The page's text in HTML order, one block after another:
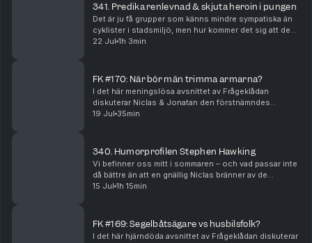
341. Predika renlevnad & skjuta heroin i pungen
Det är ju få grupper som känns mindre sympatiska än
cyklister i stadsmiljö, men hur kommer det sig att de
ofta är så lynniga och mästrande? Jonatan har trillat
22 Jul 1h 3min
FK #170: När bör män trimma armarna?
I det här meningslösa avsnittet av Frågeklådan
diskuterar Niclas & Jonatan den förstnämndes
enorma vändning gällande hur man bör säga ett barns
19 Jul 35min
340. Humorprofilen Stephen Hawking
Vi befinner oss mitt i sommaren – och vad passar inte
då bättre än att en gnällig Niclas bränner av de
fenomen som han stör sig allra mest på under den här
15 Jul 1h 15min
FK #169: Segelbåtsägare vs husbilsfolk?
I det här hjärndöda avsnittet av Frågeklådan diskuterar